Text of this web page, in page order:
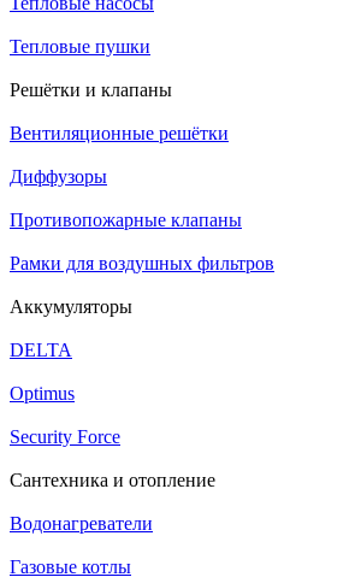
Тепловые пушки
Решётки и клапаны
Вентиляционные решётки
Диффузоры
Противопожарные клапаны
Рамки для воздушных фильтров
Аккумуляторы
DELTA
Optimus
Security Force
Сантехника и отопление
Водонагреватели
Газовые котлы